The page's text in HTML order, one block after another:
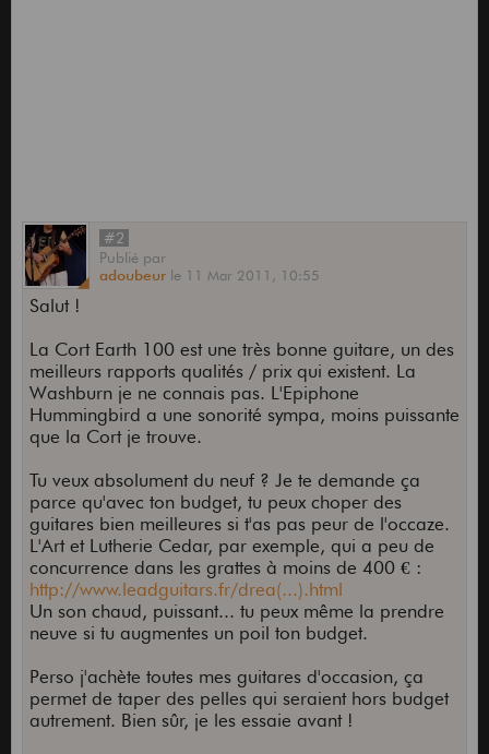
#2
Publié par
adoubeur le 11 Mar 2011, 10:55
Salut !
La Cort Earth 100 est une très bonne guitare, un des
meilleurs rapports qualités / prix qui existent. La
Washburn je ne connais pas. L'Epiphone
Hummingbird a une sonorité sympa, moins puissante
que la Cort je trouve.
Tu veux absolument du neuf ? Je te demande ça
parce qu'avec ton budget, tu peux choper des
guitares bien meilleures si t'as pas peur de l'occaze.
L'Art et Lutherie Cedar, par exemple, qui a peu de
concurrence dans les grattes à moins de 400 € :
http://www.leadguitars.fr/drea(...).html
Un son chaud, puissant... tu peux même la prendre
neuve si tu augmentes un poil ton budget.
Perso j'achète toutes mes guitares d'occasion, ça
permet de taper des pelles qui seraient hors budget
autrement. Bien sûr, je les essaie avant !